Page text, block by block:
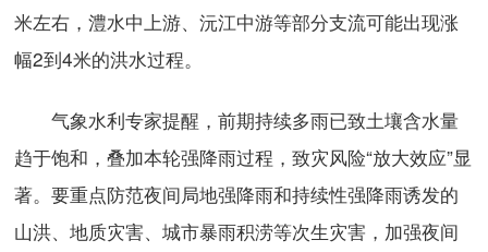
米左右，澧水中上游、沅江中游等部分支流可能出现涨
幅2到4米的洪水过程。
气象水利专家提醒，前期持续多雨已致土壤含水量
趋于饱和，叠加本轮强降雨过程，致灾风险“放大效应”显
著。要重点防范夜间局地强降雨和持续性强降雨诱发的
山洪、地质灾害、城市暴雨积涝等次生灾害，加强夜间